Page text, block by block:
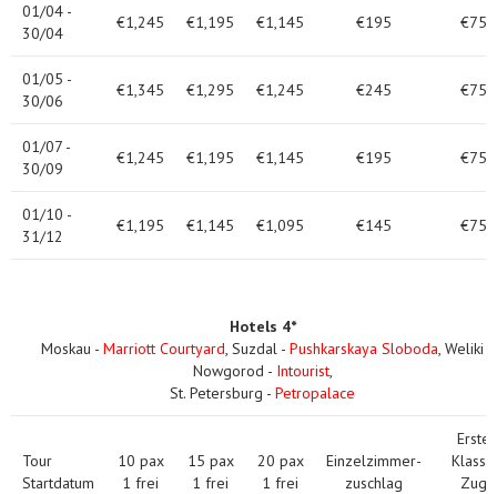
01/04 -
30/04
€1,245 €1,195 €1,145 €195 €75
01/05 -
30/06
€1,345 €1,295 €1,245 €245 €75
01/07 -
30/09
€1,245 €1,195 €1,145 €195 €75
01/10 -
31/12
€1,195 €1,145 €1,095 €145 €75
Hotels 4*
Moskau - Marriott Courtyard, Suzdal - Pushkarskaya Sloboda, Weliki
Nowgorod - Intourist,
St. Petersburg - Petropalace
Tour
Startdatum
10 pax
1 frei
15 pax
1 frei
20 pax
1 frei
Einzelzimmer-
zuschlag
Erste
Klasse
Zug